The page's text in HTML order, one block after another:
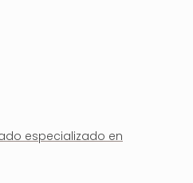
especializado en